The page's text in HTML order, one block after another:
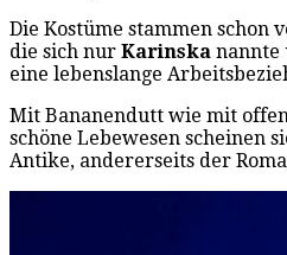
Die Kostüme stammen schon
die sich nur Karinska nannte
eine lebenslange
Mit Bananendutt wie mit
schöne Lebewesen scheinen
Antike, andererseits der